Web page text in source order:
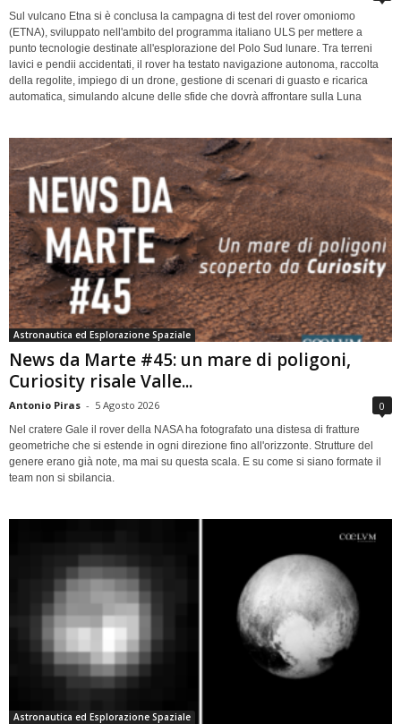
Sul vulcano Etna si è conclusa la campagna di test del rover omoniomo
(ETNA), sviluppato nell'ambito del programma italiano ULS per mettere a
punto tecnologie destinate all'esplorazione del Polo Sud lunare. Tra terreni
lavici e pendii accidentati, il rover ha testato navigazione autonoma, raccolta
della regolite, impiego di un drone, gestione di scenari di guasto e ricarica
automatica, simulando alcune delle sfide che dovrà affrontare sulla Luna
Astronautica ed Esplorazione Spaziale
News da Marte #45: un mare di poligoni,
Curiosity risale Valle...
Antonio Piras - 5 Agosto 2026 0
Nel cratere Gale il rover della NASA ha fotografato una distesa di fratture
geometriche che si estende in ogni direzione fino all'orizzonte. Strutture del
genere erano già note, ma mai su questa scala. E su come si siano formate il
team non si sbilancia.
Astronautica ed Esplorazione Spaziale